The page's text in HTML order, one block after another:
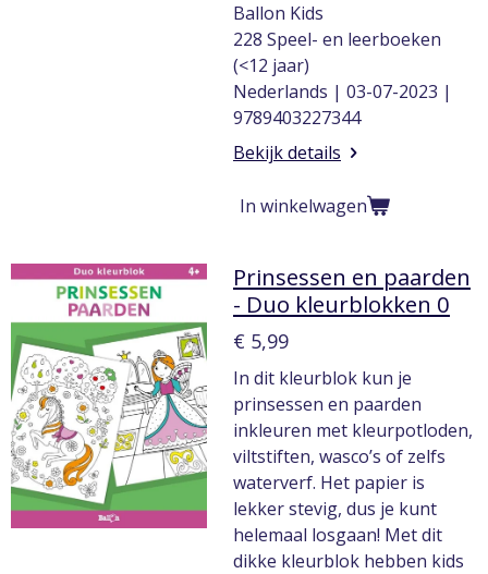
Ballon Kids
228 Speel- en leerboeken
(<12 jaar)
Nederlands | 03-07-2023 |
9789403227344
Bekijk details
In winkelwagen
Prinsessen en paarden
- Duo kleurblokken 0
€ 5,99
In dit kleurblok kun je
prinsessen en paarden
inkleuren met kleurpotloden,
viltstiften, wasco’s of zelfs
waterverf. Het papier is
lekker stevig, dus je kunt
helemaal losgaan! Met dit
dikke kleurblok hebben kids